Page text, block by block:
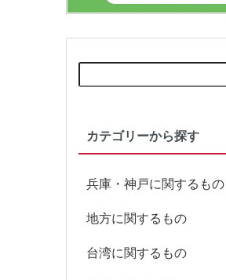
カテゴリーから探す
兵庫・神戸に関するもの
地方に関するもの
台湾に関するもの